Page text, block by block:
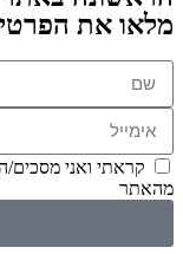
מלאו את
קראתי ואני מסכים/
מהאתר